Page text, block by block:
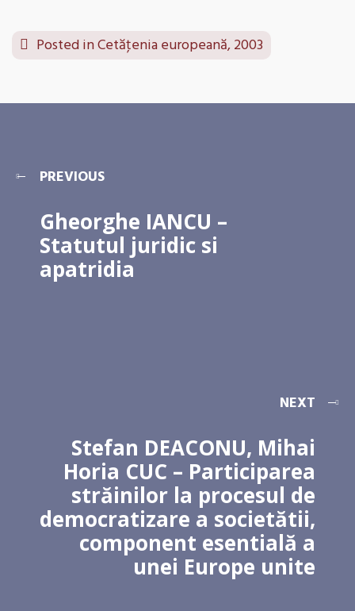
Posted inCetăţenia europeană, 2003
PREVIOUS
Gheorghe IANCU –
Statutul juridic si
apatridia
NEXT
Stefan DEACONU, Mihai
Horia CUC – Participarea
străinilor la procesul de
democratizare a societătii,
component esentială a
unei Europe unite